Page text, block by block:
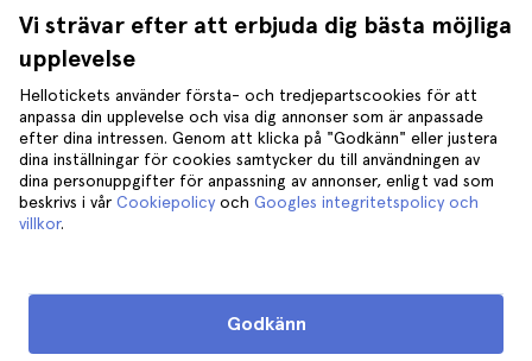
Vi strävar efter att erbjuda dig bästa möjliga
upplevelse
Hellotickets använder första- och tredjepartscookies för att
anpassa din upplevelse och visa dig annonser som är anpassade
efter dina intressen. Genom att klicka på "Godkänn" eller justera
dina inställningar för cookies samtycker du till användningen av
dina personuppgifter för anpassning av annonser, enligt vad som
beskrivs i vår Cookiepolicy och Googles integritetspolicy och
villkor.
Godkänn
Recensioner
Sekretess
Regler och villkor
Juridisk Rådgivning
Cookies
London
Kraków
Tenerife
Hjälp
Gå med oss på